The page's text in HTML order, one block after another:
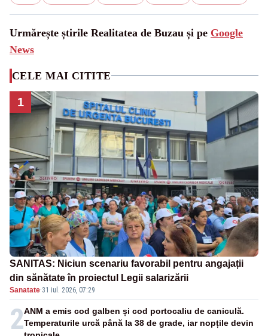
Urmărește știrile Realitatea de Buzau și pe Google
News
CELE MAI CITITE
1
SANITAS: Niciun scenariu favorabil pentru angajații
din sănătate în proiectul Legii salarizării
Sanatate·31 iul. 2026, 07:29
2ANM a emis cod galben și cod portocaliu de caniculă.
Temperaturile urcă până la 38 de grade, iar nopțile devin